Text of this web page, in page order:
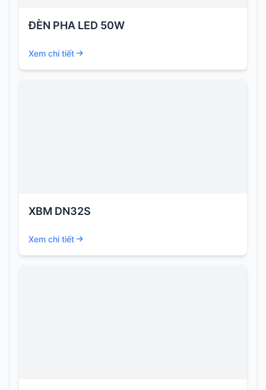
ĐÈN PHA LED 50W
Xem chi tiết
XBM DN32S
Xem chi tiết